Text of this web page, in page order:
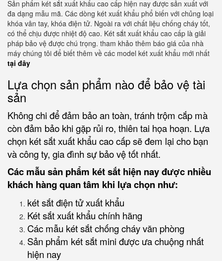
Sản phẩm két sắt xuất khẩu cao cấp hiện nay được sản xuất với
đa dạng mẫu mã. Các dòng két xuất khẩu phổ biến với chủng loại
khóa vân tay, khóa điện tử. Ngoài ra với chất liệu chống cháy tốt,
có thể chịu được nhiệt độ cao. Két sắt xuất khẩu cao cấp là giải
pháp bảo vệ được chú trọng. tham khảo thêm báo giá của nhà
máy chúng tôi để biết thêm về các model két xuất khẩu mới nhất
tại đây
Lựa chọn sản phẩm nào để bảo vệ tài
sản
Không chi để đảm bảo an toàn, tránh trộm cắp mà
còn đảm bảo khi gặp rủi ro, thiên tai họa hoạn. Lựa
chọn két sắt xuất khẩu cao cấp sẽ đem lại cho bạn
và công ty, gia đình sự bảo vệ tốt nhất.
Các mẫu sản phẩm két sắt hiện nay được nhiều
khách hàng quan tâm khi lựa chọn như:
két sắt điện tử xuất khẩu
Két sắt xuất khẩu chính hãng
Các mẫu két sắt chống cháy văn phòng
Sản phẩm két sắt mini được ưa chuộng nhất
hiện nay